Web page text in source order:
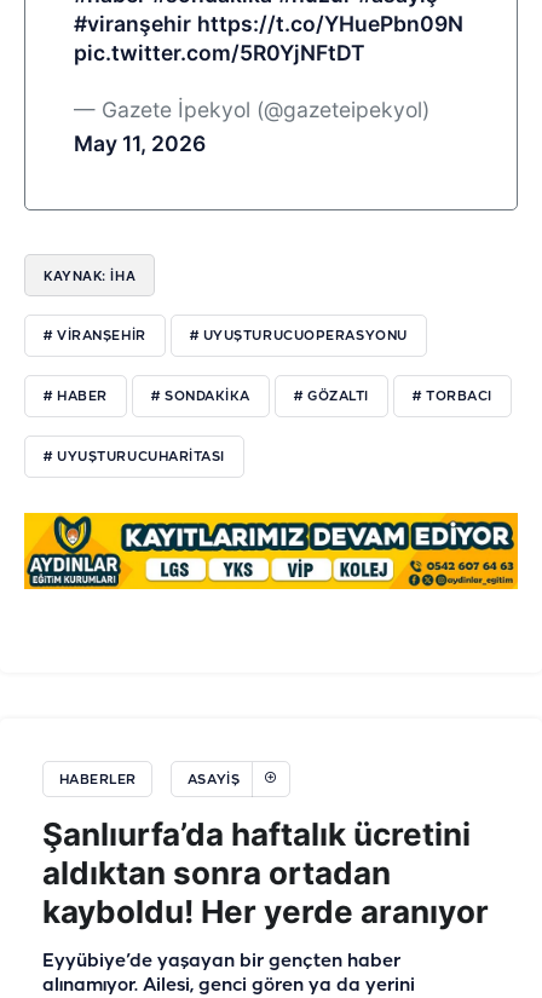
#viranşehir https://t.co/YHuePbn09N
pic.twitter.com/5R0YjNFtDT
— Gazete İpekyol (@gazeteipekyol)
May 11, 2026
KAYNAK: İHA
# VIRANŞEHIR # UYUŞTURUCUOPERASYONU
# HABER # SONDAKIKA # GÖZALTI # TORBACI
# UYUŞTURUCUHARITASI
HABERLER ASAYIŞ
Şanlıurfa’da haftalık ücretini
aldıktan sonra ortadan
kayboldu! Her yerde aranıyor
Eyyübiye’de yaşayan bir gençten haber
alınamıyor. Ailesi, genci gören ya da yerini